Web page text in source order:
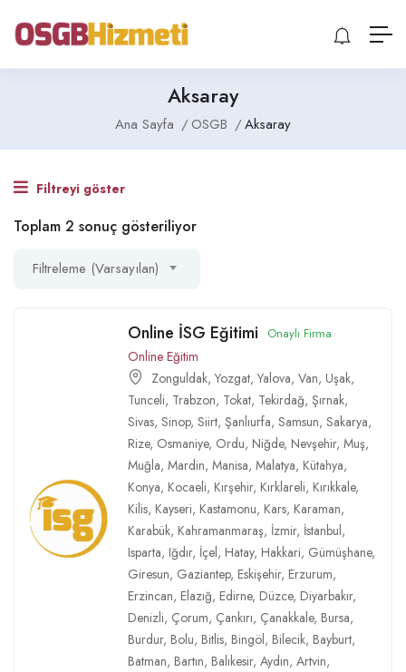
Aksaray
Ana Sayfa OSGB Aksaray
Filtreyi göster
Toplam 2 sonuç gösteriliyor
Filtreleme (Varsayılan)
Online İSG Eğitimi Onaylı Firma
Online Eğitim
Zonguldak,Yozgat,Yalova, Van, Uşak,
Tunceli, Trabzon, Tokat, Tekirdağ, Şırnak,
Sivas, Sinop, Siirt, Şanlıurfa, Samsun, Sakarya,
Rize, Osmaniye, Ordu, Niğde, Nevşehir, Muş,
Muğla, Mardin, Manisa, Malatya, Kütahya,
Konya, Kocaeli, Kırşehir, Kırklareli, Kırıkkale,
Kilis, Kayseri, Kastamonu, Kars, Karaman,
Karabük, Kahramanmaraş, İzmir, İstanbul,
Isparta, Iğdır, İçel, Hatay, Hakkari, Gümüşhane,
Giresun, Gaziantep, Eskişehir, Erzurum,
Erzincan, Elazığ, Edirne, Düzce, Diyarbakır,
Denizli, Çorum, Çankırı, Çanakkale, Bursa,
Burdur, Bolu, Bitlis, Bingöl, Bilecik, Bayburt,
Batman, Bartın, Balıkesir, Aydın, Artvin,